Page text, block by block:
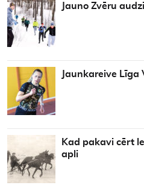
Jauno Zvēru
Jaunkareive Līga
Kad pakavi cērt
apli